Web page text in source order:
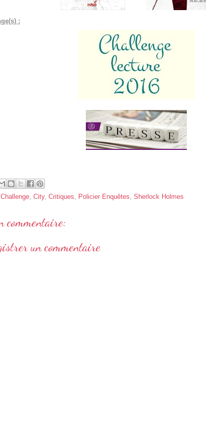
:
Challenge, City, Critiques, Policier Enquêtes, Sherlock Holmes
commentaire:
un commentaire